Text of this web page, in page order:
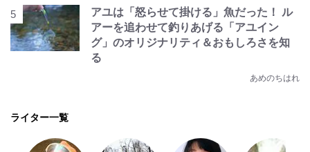
アユは「怒らせて掛ける」魚だった！ ル
アーを追わせて釣りあげる「アユイン
グ」のオリジナリティ＆おもしろさを知
る
あめのちはれ
ライター一覧